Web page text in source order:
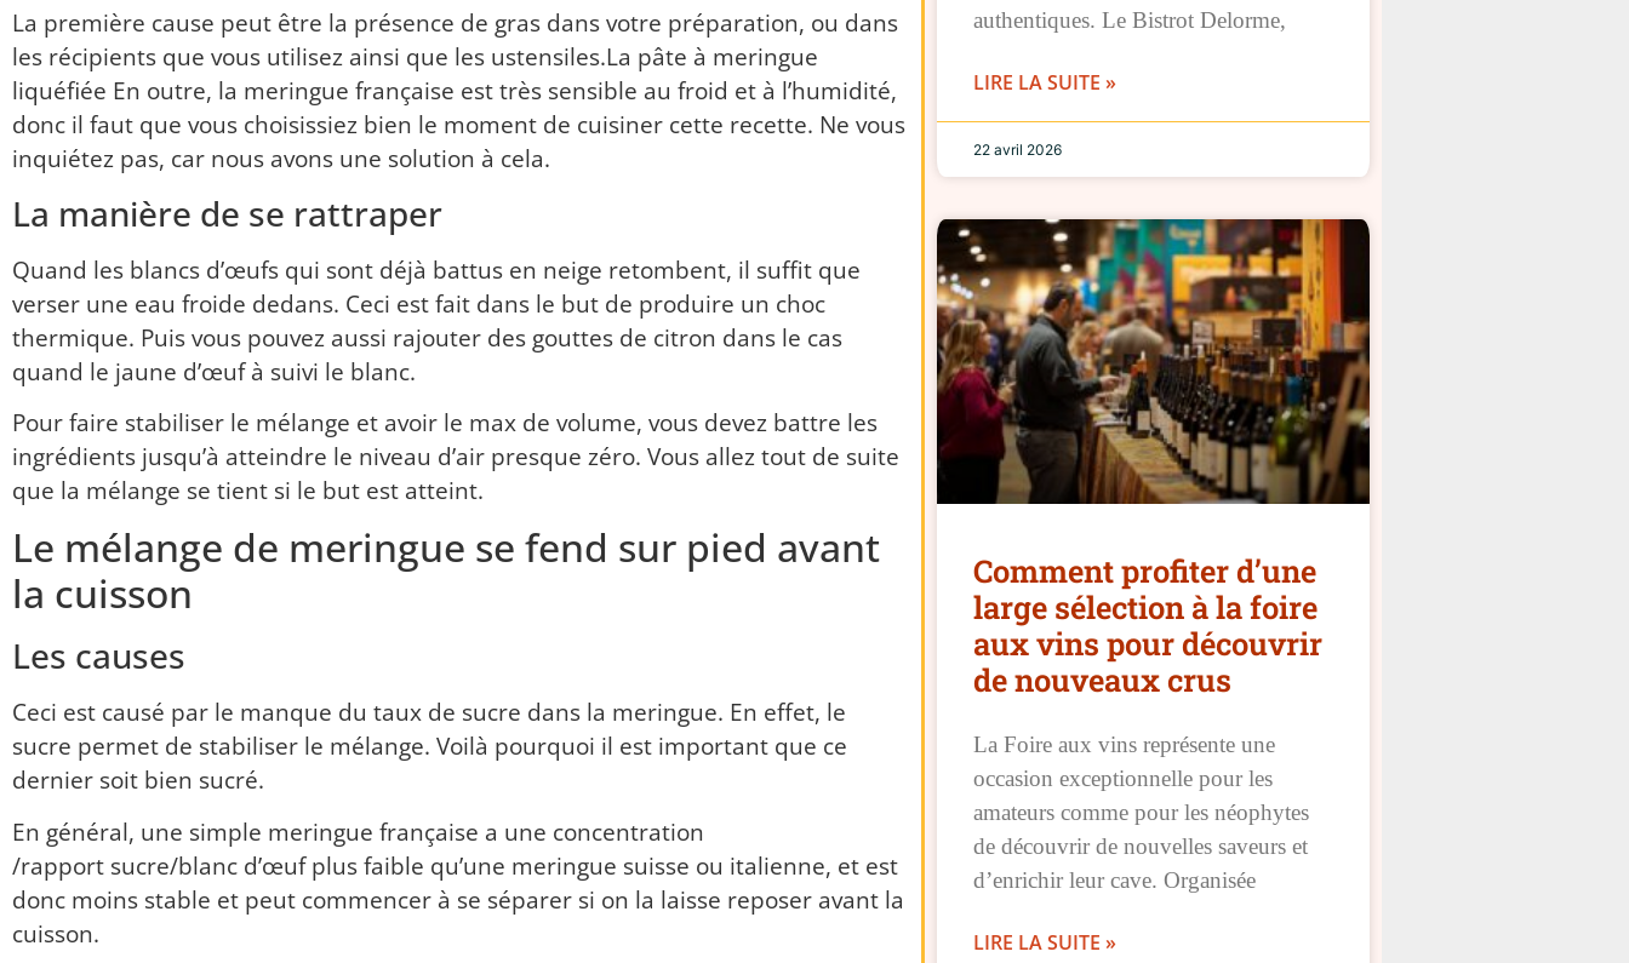
La première cause peut être la présence de gras dans votre préparation, ou dans
les récipients que vous utilisez ainsi que les ustensiles.La pâte à meringue
liquéfiée En outre, la meringue française est très sensible au froid et à l’humidité,
donc il faut que vous choisissiez bien le moment de cuisiner cette recette. Ne vous
inquiétez pas, car nous avons une solution à cela.
La manière de se rattraper
Quand les blancs d’œufs qui sont déjà battus en neige retombent, il suffit que
verser une eau froide dedans. Ceci est fait dans le but de produire un choc
thermique. Puis vous pouvez aussi rajouter des gouttes de citron dans le cas
quand le jaune d’œuf à suivi le blanc.
Pour faire stabiliser le mélange et avoir le max de volume, vous devez battre les
ingrédients jusqu’à atteindre le niveau d’air presque zéro. Vous allez tout de suite
que la mélange se tient si le but est atteint.
Le mélange de meringue se fend sur pied avant
la cuisson
Les causes
Ceci est causé par le manque du taux de sucre dans la meringue. En effet, le
sucre permet de stabiliser le mélange. Voilà pourquoi il est important que ce
dernier soit bien sucré.
En général, une simple meringue française a une concentration
/rapport sucre/blanc d’œuf plus faible qu’une meringue suisse ou italienne, et est
donc moins stable et peut commencer à se séparer si on la laisse reposer avant la
cuisson.
authentiques. Le Bistrot Delorme,
LIRE LA SUITE »
22 avril 2026
Comment profiter d’une
large sélection à la foire
aux vins pour découvrir
de nouveaux crus
La Foire aux vins représente une
occasion exceptionnelle pour les
amateurs comme pour les néophytes
de découvrir de nouvelles saveurs et
d’enrichir leur cave. Organisée
LIRE LA SUITE »